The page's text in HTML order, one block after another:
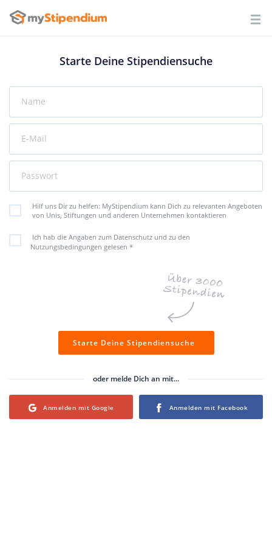
Starte Deine Stipendiensuche
Name
E-Mail
Passwort
Hilf uns Dir zu helfen: MyStipendium kann Dich zu relevanten Angeboten
von Unis, Stiftungen und anderen Unternehmen kontaktieren
Ich hab die Angaben zum Datenschutz und zu den
Nutzungsbedingungen gelesen *
Starte Deine Stipendiensuche
oder melde Dich an mit...
Login with Google Login with Facebook